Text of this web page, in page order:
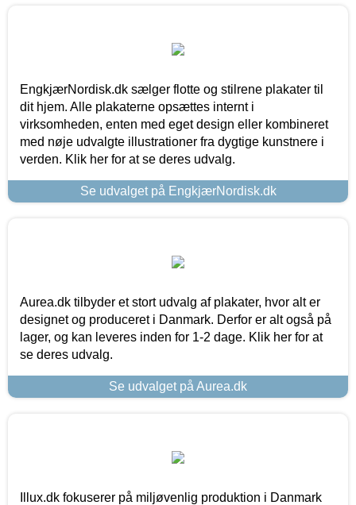
EngkjærNordisk.dk sælger flotte og stilrene plakater til
dit hjem. Alle plakaterne opsættes internt i
virksomheden, enten med eget design eller kombineret
med nøje udvalgte illustrationer fra dygtige kunstnere i
verden. Klik her for at se deres udvalg.
Se udvalget på EngkjærNordisk.dk
Aurea.dk tilbyder et stort udvalg af plakater, hvor alt er
designet og produceret i Danmark. Derfor er alt også på
lager, og kan leveres inden for 1-2 dage. Klik her for at
se deres udvalg.
Se udvalget på Aurea.dk
Illux.dk fokuserer på miljøvenlig produktion i Danmark